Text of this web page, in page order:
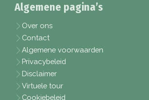
Algemene pagina’s
Over ons
Contact
Algemene voorwaarden
Privacybeleid
Disclaimer
Virtuele tour
Cookiebeleid